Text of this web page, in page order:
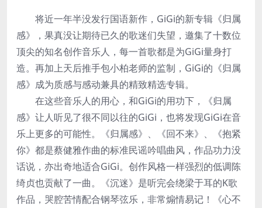
将近一年半没发行国语新作，GiGi的新专辑《归属
感》，果真没让期待已久的歌迷们失望，邀集了十数位
顶尖的知名创作音乐人，每一首歌都是为GiGi量身打
造。再加上天后推手包小柏老师的监制，GiGi的《归属
感》成为质感与感动兼具的精致精选专辑。
在这些音乐人的用心，和GiGi的用功下，《归属
感》让人听见了很不同以往的GiGi，也将发现GiGi在音
乐上更多的可能性。《归属感》、《回不来》、《抱紧
你》都是蔡健雅作曲的标准民谣吟唱曲风，作品功力没
话说，亦出奇地适合GiGi。创作风格一样强烈的低调陈
绮贞也贡献了一曲。《沉迷》是听完会绕梁于耳的K歌
作品，哭腔苦情配合钢琴弦乐，非常煽情易记！《心不